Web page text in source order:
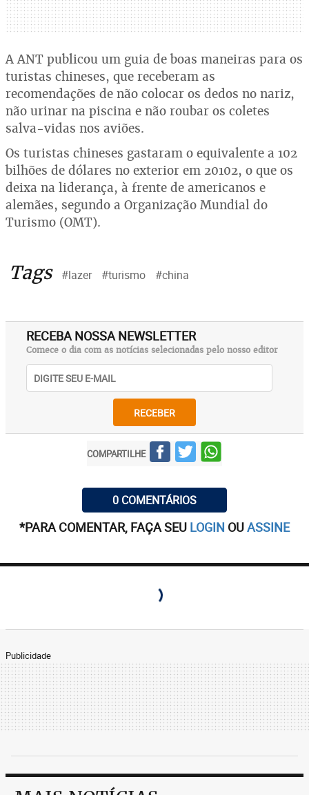
A ANT publicou um guia de boas maneiras para os
turistas chineses, que receberam as
recomendações de não colocar os dedos no nariz,
não urinar na piscina e não roubar os coletes
salva-vidas nos aviões.
Os turistas chineses gastaram o equivalente a 102
bilhões de dólares no exterior em 20102, o que os
deixa na liderança, à frente de americanos e
alemães, segundo a Organização Mundial do
Turismo (OMT).
Tags #lazer #turismo #china
RECEBA NOSSA NEWSLETTER
Comece o dia com as notícias selecionadas pelo nosso editor
RECEBER
COMPARTILHE
0 COMENTÁRIOS
*PARA COMENTAR, FAÇA SEU LOGIN OUASSINE
Publicidade